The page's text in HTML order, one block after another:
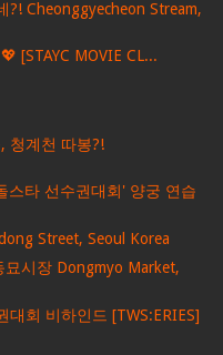
Cheonggyecheon Stream,
[STAYC MOVIE CL...
청계천 따봉?!
스타 선수권대회' 양궁 연습
Street, Seoul Korea
시장 Dongmyo Market,
회 비하인드 [TWS:ERIES]